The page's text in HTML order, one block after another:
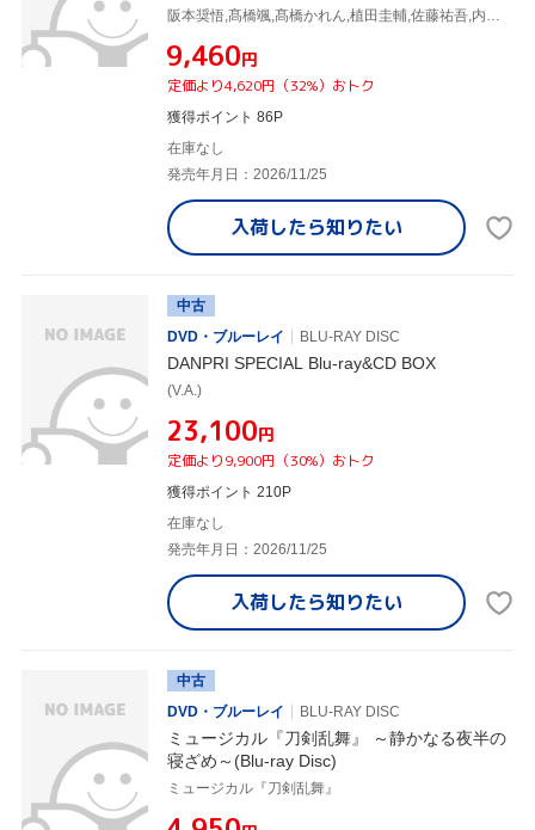
阪本奨悟,髙橋颯,髙橋かれん,植田圭輔,佐藤祐吾,内海太一,井手柚花,吾峠呼世晴
¥9,460円
定価より4,620円（32%）おトク
獲得ポイント 86P
在庫なし
発売年月日：2026/11/25
入荷したら知りたい
中古
DVD・ブルーレイ
BLU-RAY DISC
DANPRI SPECIAL Blu-ray&CD BOX
(V.A.)
¥23,100円
定価より9,900円（30%）おトク
獲得ポイント 210P
在庫なし
発売年月日：2026/11/25
入荷したら知りたい
中古
DVD・ブルーレイ
BLU-RAY DISC
ミュージカル『刀剣乱舞』 ～静かなる夜半の
寝ざめ～(Blu-ray Disc)
ミュージカル『刀剣乱舞』